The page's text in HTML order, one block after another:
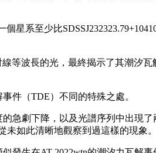
星系至少比
等波長的光，最終揭示了其潮汐
件（TDE）不同的特殊之處。
急劇下降，以及光譜序列中出現
未如此清晰地觀察到過這樣的現象。